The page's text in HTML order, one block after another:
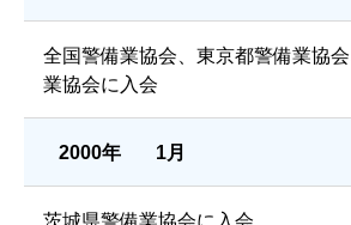
全国警備業協会、東京都警備業協
業協会に入会
2000年 1月
茨城県警備業協会に入会